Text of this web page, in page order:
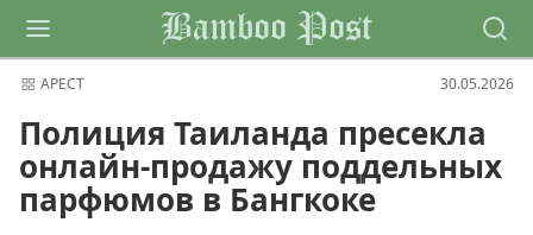
Bamboo Post
АРЕСТ 30.05.2026
Полиция Таиланда пресекла
онлайн-продажу поддельных
парфюмов в Бангкоке